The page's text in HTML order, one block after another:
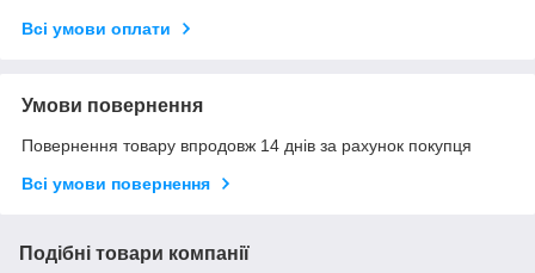
Всі умови оплати
Умови повернення
Повернення товару впродовж 14 днів за рахунок покупця
Всі умови повернення
Подібні товари компанії